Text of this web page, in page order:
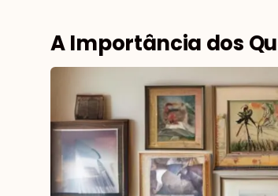
A Importância dos